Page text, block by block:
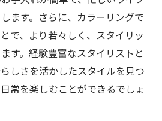
ます。さらに、カラーリングで
で、より若々しく、スタイリッ
す。経験豊富なスタイリストと
しさを活かしたスタイルを見つ
常を楽しむことができるでしょ